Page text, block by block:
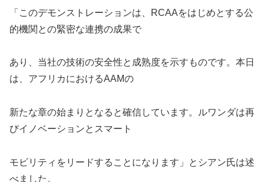
「このデモンストレーションは、RCAAをはじめとする公
的機関との緊密な連携の成果で
あり、当社の技術の安全性と成熟度を示すものです。本日
は、アフリカにおけるAAMの
新たな章の始まりとなると確信しています。ルワンダは再
びイノベーションとスマート
モビリティをリードすることになります」とシアン氏は述
べました。